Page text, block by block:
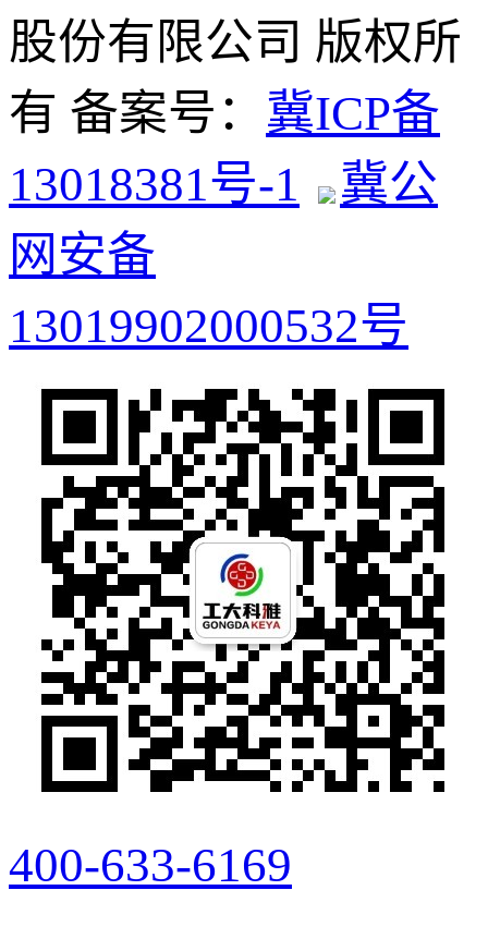
股份有限公司 版权所
有 备案号： 冀ICP备
13018381号-1
冀公
网安备
13019902000532号
400-633-6169